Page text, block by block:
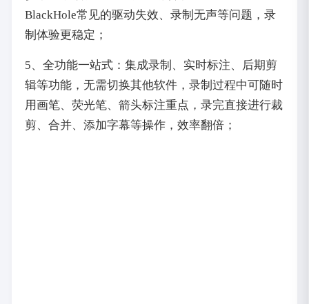
BlackHole常见的驱动失效、录制无声等问题，录
制体验更稳定；
5、全功能一站式：集成录制、实时标注、后期剪
辑等功能，无需切换其他软件，录制过程中可随时
用画笔、荧光笔、箭头标注重点，录完直接进行裁
剪、合并、添加字幕等操作，效率翻倍；